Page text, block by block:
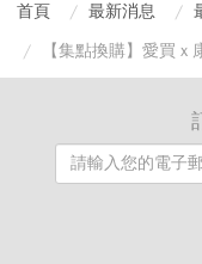
首頁 最新消息
【集點換購】愛買 x